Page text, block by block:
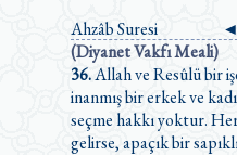
Ahzâb Suresi ◄
(Diyanet Vakfı Meali)
36.Allah ve Resûlü bir
inanmış bir erkek ve
seçme hakkı yoktur.
gelirse, apaçık bir